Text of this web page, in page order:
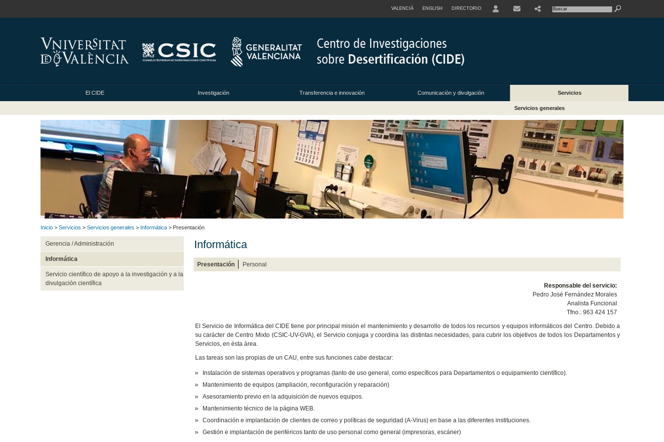
VALENCIÀ ENGLISH DIRECTORIO
El CIDE Investigación Transferencia e innovación Comunicación y divulgación Servicios
Servicios generales
Inicio > Servicios > Servicios generales > Informática > Presentación
Gerencia / Administración
Informática
Servicio científico de apoyo a la investigación y a la
divulgación científica
Informática
Presentación Personal
Responsable del servicio:
Pedro José Fernández Morales
Analista Funcional
Tfno.: 963 424 157
El Servicio de Informática del CIDE tiene por principal misión el mantenimiento y desarrollo de todos los recursos y equipos informáticos del Centro. Debido a
su carácter de Centro Mixto (CSIC-UV-GVA), el Servicio conjuga y coordina las distintas necesidades, para cubrir los objetivos de todos los Departamentos y
Servicios, en ésta área.
Las tareas son las propias de un CAU, entre sus funciones cabe destacar:
Instalación de sistemas operativos y programas (tanto de uso general, como específicos para Departamentos o equipamiento científico).
Mantenimiento de equipos (ampliación, reconfiguración y reparación)
Asesoramiento previo en la adquisición de nuevos equipos.
Mantenimiento técnico de la página WEB.
Coordinación e implantación de clientes de correo y políticas de seguridad (A-Virus) en base a las diferentes instituciones.
Gestión e implantación de periféricos tanto de uso personal como general (impresoras, escáner)